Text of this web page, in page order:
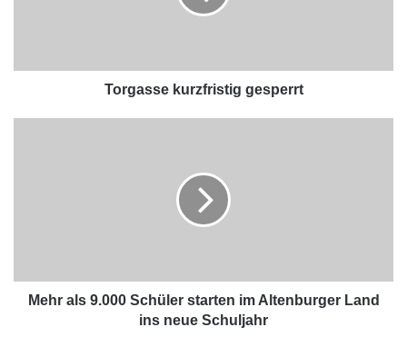
Torgasse kurzfristig gesperrt
Mehr als 9.000 Schüler starten im Altenburger Land
ins neue Schuljahr